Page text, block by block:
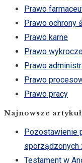
Prawo
Prawo ochrony
Prawo karne
Prawo
Prawo
Prawo
Prawo pracy
Najnowsze
Pozostawienie
sporządzonych
Testament w